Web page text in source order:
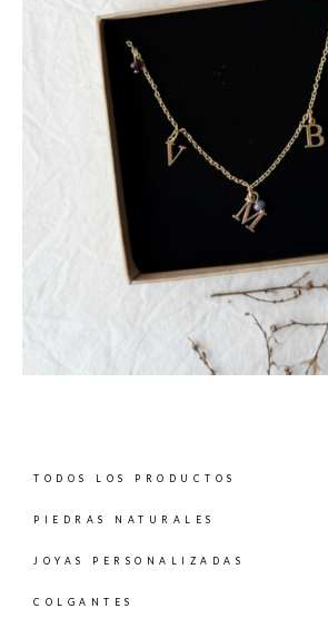
TODOS LOS PRODUCTOS
PIEDRAS NATURALES
JOYAS PERSONALIZADAS
COLGANTES